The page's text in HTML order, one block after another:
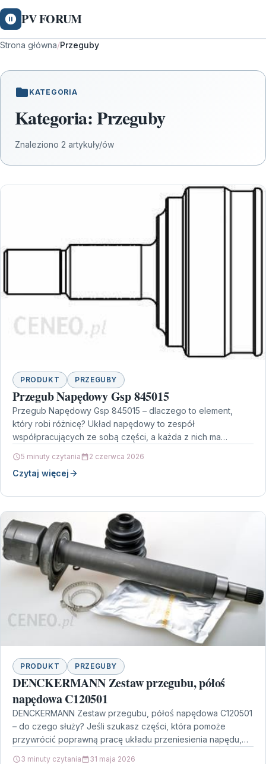
PV FORUM
Strona główna/Przeguby
KATEGORIA
Kategoria:Przeguby
Znaleziono 2 artykuły/ów
PRODUKT PRZEGUBY
Przegub Napędowy Gsp 845015
Przegub Napędowy Gsp 845015 – dlaczego to element,
który robi różnicę? Układ napędowy to zespół
współpracujących ze sobą części, a każda z nich ma…
5 minuty czytania 2 czerwca 2026
Czytaj więcej
PRODUKT PRZEGUBY
DENCKERMANN Zestaw przegubu, półoś
napędowa C120501
DENCKERMANN Zestaw przegubu, półoś napędowa C120501
– do czego służy? Jeśli szukasz części, która pomoże
przywrócić poprawną pracę układu przeniesienia napędu,
3 minuty czytania 31 maja 2026